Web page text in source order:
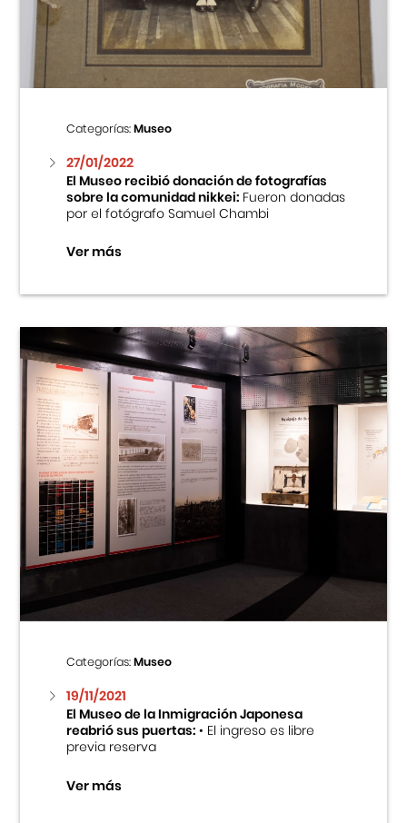
Centro Cultural Peruano Japonés
Museo de la Inmigración Japonesa
Fondo Editorial
Teatro Peruano Japonés
Categorías:Museo
27/01/2022
El Museo recibió donación de fotografías
sobre la comunidad nikkei:Fueron donadas
por el fotógrafo Samuel Chambi
Ver más
Categorías:Museo
19/11/2021
El Museo de la Inmigración Japonesa
reabrió sus puertas:• El ingreso es libre
previa reserva
Ver más